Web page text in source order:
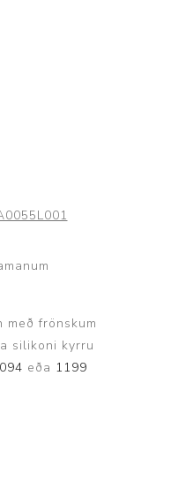
með frönskum
silikoni kyrru
eða 1199